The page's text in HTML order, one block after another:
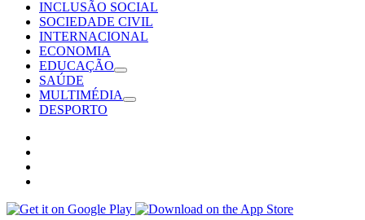
INCLUSÃO SOCIAL
SOCIEDADE CIVIL
INTERNACIONAL
ECONOMIA
EDUCAÇÃO
SAÚDE
MULTIMÉDIA
DESPORTO